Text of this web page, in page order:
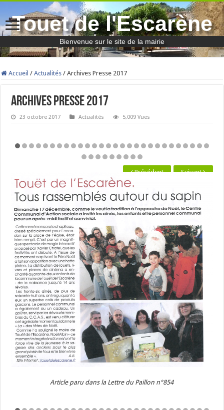
Touet de l'Escarène
Bienvenue sur le site de la mairie
Accueil / Actualités / Archives Presse 2017
Archives Presse 2017
23 octobre 2017 Actualités 5,009 Vues
Suivant
Précédent
Article paru dans la Lettre du Paillon n°854